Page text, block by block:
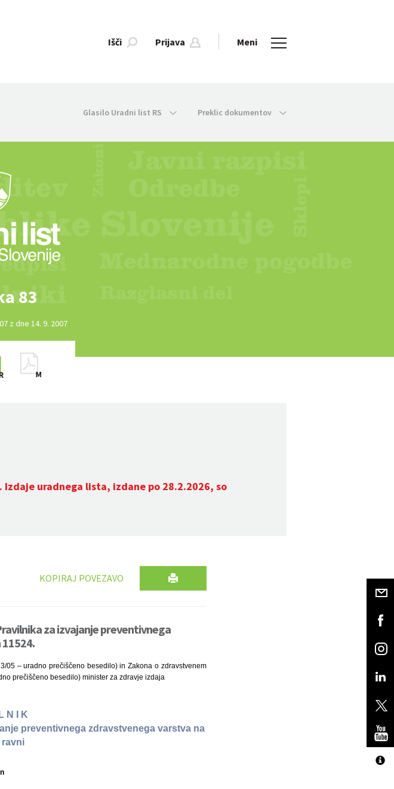
Išči Prijava Meni
Glasilo Uradni list RS Preklic dokumentov
83
z dne 14. 9. 2007
Izdaje uradnega lista, izdane po 28.2.2026, so
KOPIRAJ POVEZAVO
za izvajanje preventivnega
05 – uradno prečiščeno besedilo) in Zakona o zdravstvenem
prečiščeno besedilo) minister za zdravje izdaja
N I K
preventivnega zdravstvenega varstva na
ravni